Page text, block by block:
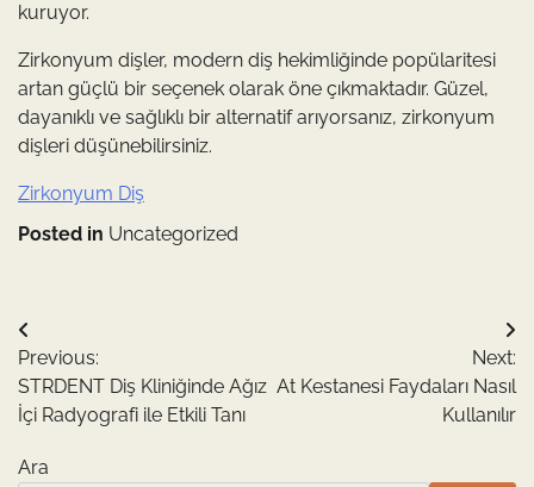
kuruyor.
Zirkonyum dişler, modern diş hekimliğinde popülaritesi
artan güçlü bir seçenek olarak öne çıkmaktadır. Güzel,
dayanıklı ve sağlıklı bir alternatif arıyorsanız, zirkonyum
dişleri düşünebilirsiniz.
Zirkonyum Diş
Posted in Uncategorized
Yazı
gezinmesi
Previous:
STRDENT Diş Kliniğinde Ağız
İçi Radyografi ile Etkili Tanı
Next:
At Kestanesi Faydaları Nasıl
Kullanılır
Ara